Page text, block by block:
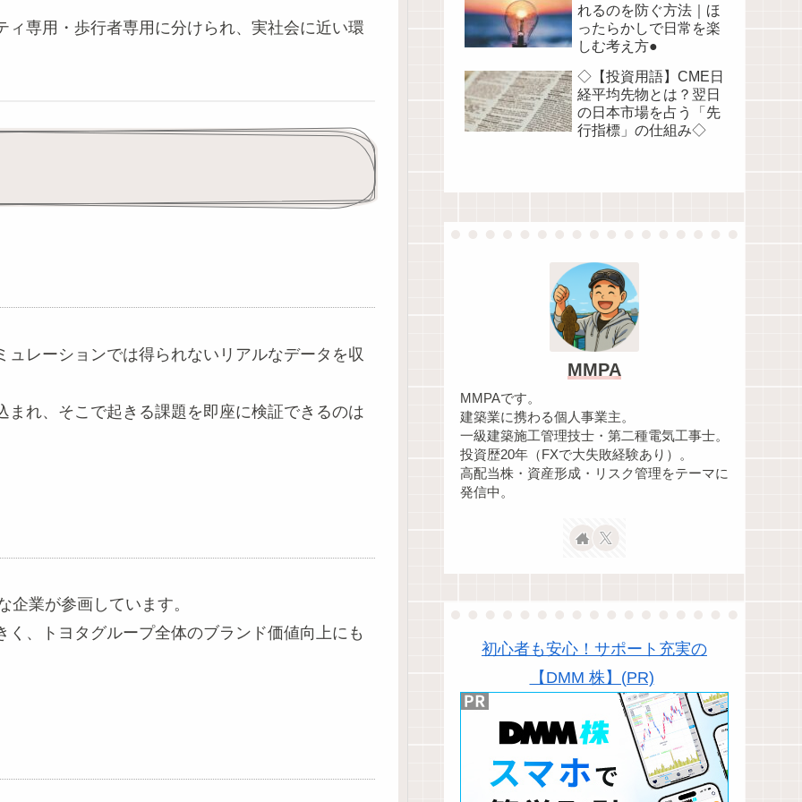
専用・歩行者専用に分けられ、実社会に近い環
レーションでは得られないリアルなデータを収
れ、そこで起きる課題を即座に検証できるのは
業が参画しています。
、トヨタグループ全体のブランド価値向上にも
れるのを防ぐ方法｜ほ
ったらかしで日常を楽
しむ考え方●
◇【投資用語】CME日
経平均先物とは？翌日
の日本市場を占う「先
行指標」の仕組み◇
MMPA
MMPAです。
建築業に携わる個人事業主。
一級建築施工管理技士・第二種電気工事士。
投資歴20年（FXで大失敗経験あり）。
高配当株・資産形成・リスク管理をテーマに
発信中。
初心者も安心！サポート充実の
【DMM 株】(PR)